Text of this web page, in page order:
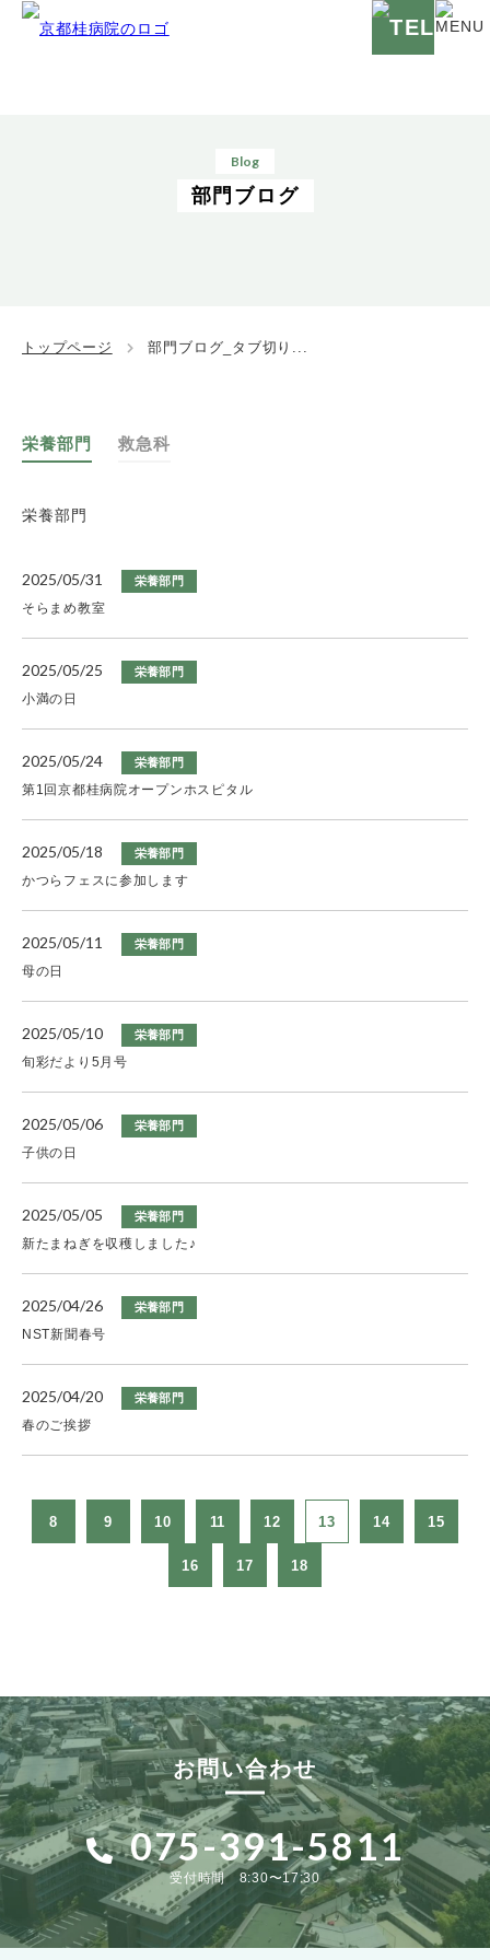
Blog
部門ブログ
トップページ 部門ブログ_タブ切り...
栄養部門 救急科
栄養部門
2025/05/31 栄養部門
そらまめ教室
2025/05/25 栄養部門
小満の日
2025/05/24 栄養部門
第1回京都桂病院オープンホスピタル
2025/05/18 栄養部門
かつらフェスに参加します
2025/05/11 栄養部門
母の日
2025/05/10 栄養部門
旬彩だより5月号
2025/05/06 栄養部門
子供の日
2025/05/05 栄養部門
新たまねぎを収穫しました♪
2025/04/26 栄養部門
NST新聞春号
2025/04/20 栄養部門
春のご挨拶
8 9 10 11 12 13 14 15
16 17 18
お問い合わせ
075-391-5811
受付時間 8:30〜17:30